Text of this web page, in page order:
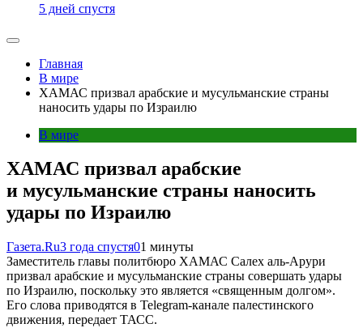
5 дней спустя
Главная
В мире
ХАМАС призвал арабские и мусульманские страны
наносить удары по Израилю
В мире
ХАМАС призвал арабские
и мусульманские страны наносить
удары по Израилю
Газета.Ru3 года спустя01 минуты
Заместитель главы политбюро ХАМАС Салех аль-Арури
призвал арабские и мусульманские страны совершать удары
по Израилю, поскольку это является «священным долгом».
Его слова приводятся в Telegram-канале палестинского
движения, передает ТАСС.